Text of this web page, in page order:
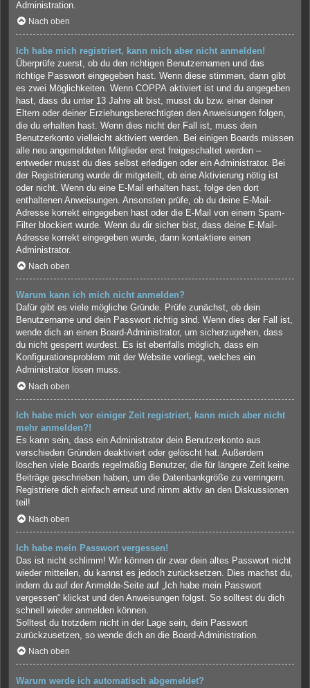
Administration.
Nach oben
Ich habe mich registriert, kann mich aber nicht anmelden!
Überprüfe zuerst, ob du den richtigen Benutzernamen und das
richtige Passwort eingegeben hast. Wenn diese stimmen, dann gibt
es zwei Möglichkeiten. Wenn COPPA aktiviert ist und du angegeben
hast, dass du unter 13 Jahre alt bist, musst du bzw. einer deiner
Eltern oder deiner Erziehungsberechtigten den Anweisungen folgen,
die du erhalten hast. Wenn dies nicht der Fall ist, muss dein
Benutzerkonto vielleicht aktiviert werden. Bei einigen Boards müssen
alle neu angemeldeten Mitglieder erst freigeschaltet werden –
entweder musst du dies selbst erledigen oder ein Administrator. Bei
der Registrierung wurde dir mitgeteilt, ob eine Aktivierung nötig ist
oder nicht. Wenn du eine E-Mail erhalten hast, folge den dort
enthaltenen Anweisungen. Ansonsten prüfe, ob du deine E-Mail-
Adresse korrekt eingegeben hast oder die E-Mail von einem Spam-
Filter blockiert wurde. Wenn du dir sicher bist, dass deine E-Mail-
Adresse korrekt eingegeben wurde, dann kontaktiere einen
Administrator.
Nach oben
Warum kann ich mich nicht anmelden?
Dafür gibt es viele mögliche Gründe. Prüfe zunächst, ob dein
Benutzername und dein Passwort richtig sind. Wenn dies der Fall ist,
wende dich an einen Board-Administrator, um sicherzugehen, dass
du nicht gesperrt wurdest. Es ist ebenfalls möglich, dass ein
Konfigurationsproblem mit der Website vorliegt, welches ein
Administrator lösen muss.
Nach oben
Ich habe mich vor einiger Zeit registriert, kann mich aber nicht
mehr anmelden?!
Es kann sein, dass ein Administrator dein Benutzerkonto aus
verschieden Gründen deaktiviert oder gelöscht hat. Außerdem
löschen viele Boards regelmäßig Benutzer, die für längere Zeit keine
Beiträge geschrieben haben, um die Datenbankgröße zu verringern.
Registriere dich einfach erneut und nimm aktiv an den Diskussionen
teil!
Nach oben
Ich habe mein Passwort vergessen!
Das ist nicht schlimm! Wir können dir zwar dein altes Passwort nicht
wieder mitteilen, du kannst es jedoch zurücksetzen. Dies machst du,
indem du auf der Anmelde-Seite auf „Ich habe mein Passwort
vergessen“ klickst und den Anweisungen folgst. So solltest du dich
schnell wieder anmelden können.
Solltest du trotzdem nicht in der Lage sein, dein Passwort
zurückzusetzen, so wende dich an die Board-Administration.
Nach oben
Warum werde ich automatisch abgemeldet?